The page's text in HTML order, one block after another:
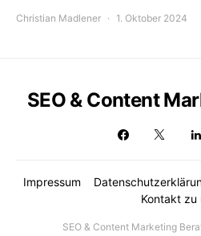
Christian Madlener 1. Oktober 2024
SEO & Content
Impressum
Kontakt zu
SEO & Content Marketing